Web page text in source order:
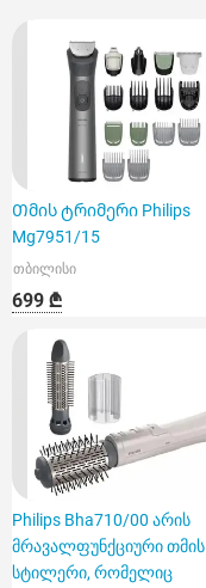
Თმის ტრიმერი Philips
Mg7951/15
თბილისი
699 ₾
Philips Bha710/00 არის
მრავალფუნქციური თმის
სტილერი, რომელიც